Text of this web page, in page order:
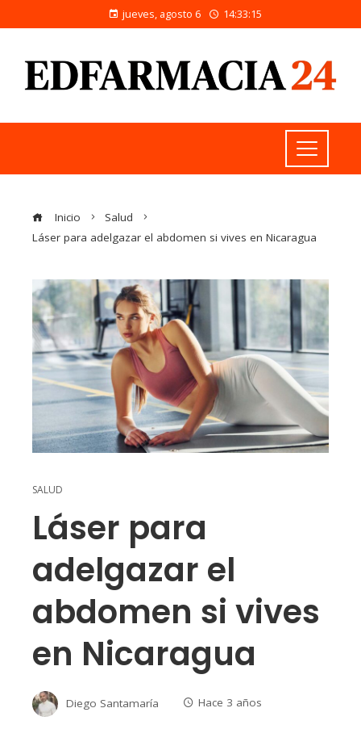
jueves, agosto 6 14:33:16
Inicio
Salud
Láser para adelgazar el abdomen si vives en Nicaragua
SALUD
Láser para
adelgazar el
abdomen si vives
en Nicaragua
Diego Santamaría Hace 3 años